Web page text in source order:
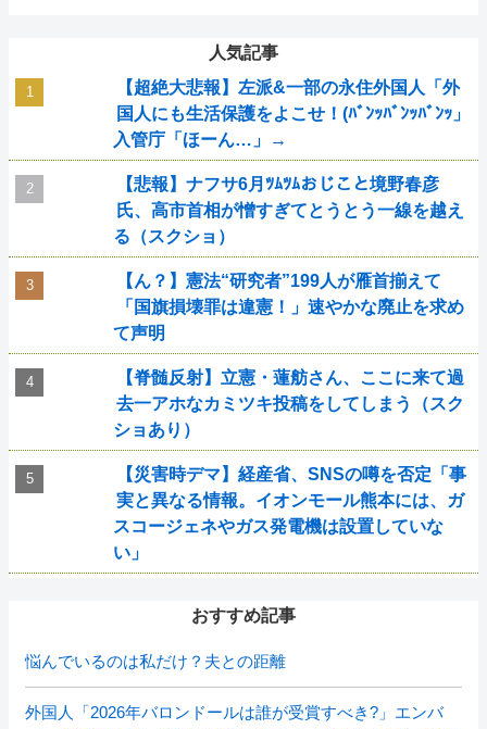
人気記事
【超絶大悲報】左派&一部の永住外国人「外
国人にも生活保護をよこせ！(ﾊﾞﾝｯﾊﾞﾝｯﾊﾞﾝｯ」
入管庁「ほーん…」→
【悲報】ナフサ6月ﾂﾑﾂﾑおじこと境野春彦
氏、高市首相が憎すぎてとうとう一線を越え
る（スクショ）
【ん？】憲法“研究者”199人が雁首揃えて
「国旗損壊罪は違憲！」速やかな廃止を求め
て声明
【脊髄反射】立憲・蓮舫さん、ここに来て過
去一アホなカミツキ投稿をしてしまう（スク
ショあり）
【災害時デマ】経産省、SNSの噂を否定「事
実と異なる情報。イオンモール熊本には、ガ
スコージェネやガス発電機は設置していな
い」
おすすめ記事
悩んでいるのは私だけ？夫との距離
外国人「2026年バロンドールは誰が受賞すべき?」エンバ